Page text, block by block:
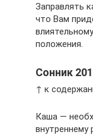
Заправлять
что Вам
положения.
Сонник
↑ к
Каша —
внутреннему